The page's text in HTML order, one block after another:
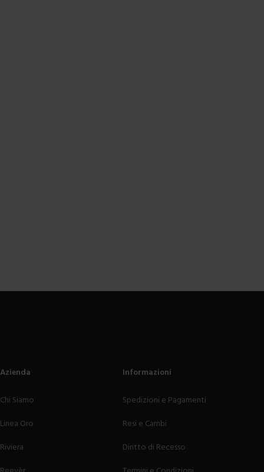
Azienda
Chi Siamo
Linea Oro
Riviera
Informazioni
Spedizioni e Pagamenti
Resi e Cambi
Diritto di Recesso